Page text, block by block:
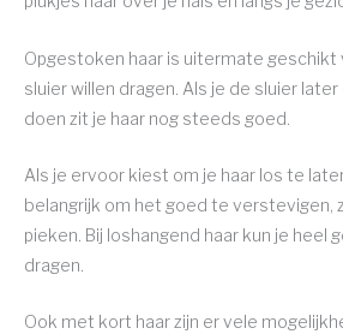
Opgestoken haar is uitermate geschikt
sluier willen dragen. Als je de sluier
doen zit je haar nog steeds goed.
Als je ervoor kiest om je haar los te
belangrijk om het goed te verstevigen,
pieken. Bij loshangend haar kun je heel
dragen.
Ook met kort haar zijn er vele